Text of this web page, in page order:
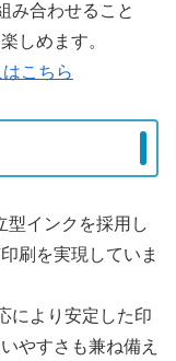
み合わせること
しめます。
こちら
型インクを採用し
刷を実現していま
により安定した印
やすさも兼ね備え